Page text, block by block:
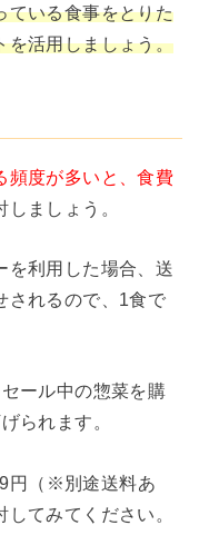
ている食事をとりた
を活用しましょう。
頻度が多いと、食費
ましょう。
を利用した場合、送
されるので、1食で
ール中の惣菜を購
られます。
円（※別途送料あ
てみてください。